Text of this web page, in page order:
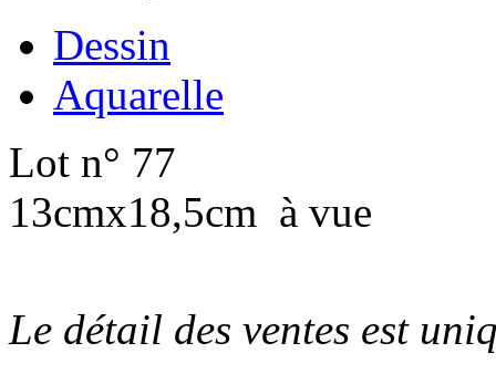
Dessin
Aquarelle
Lot n° 77
13cmx18,5cm à vue
Le détail des ventes est